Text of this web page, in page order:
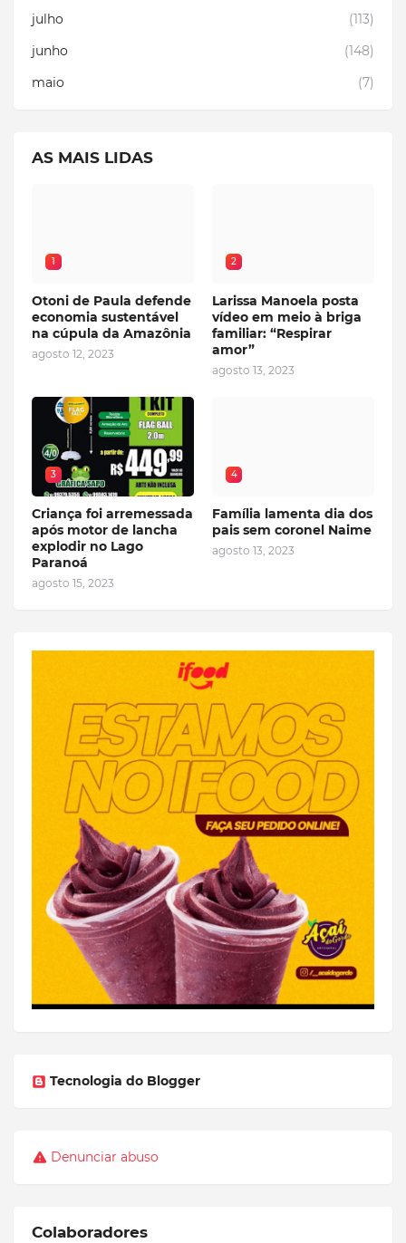
julho
(113)
junho
(148)
maio
(7)
AS MAIS LIDAS
1
Otoni de Paula defende
economia sustentável
na cúpula da Amazônia
agosto 12, 2023
2
Larissa Manoela posta
vídeo em meio à briga
familiar: “Respirar
amor”
agosto 13, 2023
3
Criança foi arremessada
após motor de lancha
explodir no Lago
Paranoá
agosto 15, 2023
4
Família lamenta dia dos
pais sem coronel Naime
agosto 13, 2023
Tecnologia do Blogger
Denunciar abuso
Colaboradores